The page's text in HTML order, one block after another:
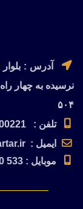
آدرس :
۵۰۴
تلفن : 02121000221
ایمیل : info@labkhandebartar.ir
موبایل : 533 1000 0919